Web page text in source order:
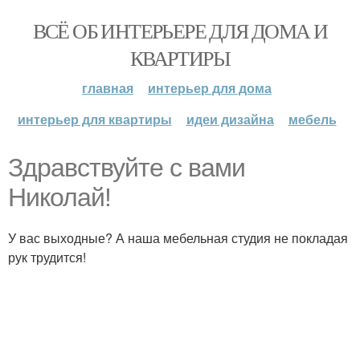
ВСЁ ОБ ИНТЕРЬЕРЕ ДЛЯ ДОМА И
КВАРТИРЫ
главная
интерьер для дома
интерьер для квартиры
идеи дизайна мебель
Здравствуйте с вами
Николай!
У вас выходные? А наша мебельная студия не покладая
рук трудится!